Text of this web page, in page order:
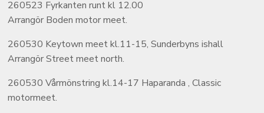
260523 Fyrkanten runt kl 12.00
Arrangör Boden motor meet.
260530 Keytown meet kl.11-15, Sunderbyns ishall
Arrangör Street meet north.
260530 Vårmönstring kl.14-17 Haparanda , Classic
motormeet.